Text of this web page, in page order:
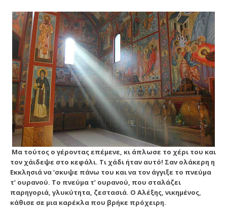
Mα τούτος ο γέροντας επέμενε, κι άπλωσε το χέρι του και
τον χάιδεψε στο κεφάλι. Tι χάδι ήταν αυτό! Σαν ολάκερη η
Eκκλησιά να ‘σκυψε πάνω του και να τον άγγιξε το πνεύμα
τ’ ουρανού. Tο πνεύμα τ’ ουρανού, που σταλάζει
παρηγοριά, γλυκύτητα, ζεστασιά. O Aλέξης, νικημένος,
κάθισε σε μια καρέκλα που βρήκε πρόχειρη.